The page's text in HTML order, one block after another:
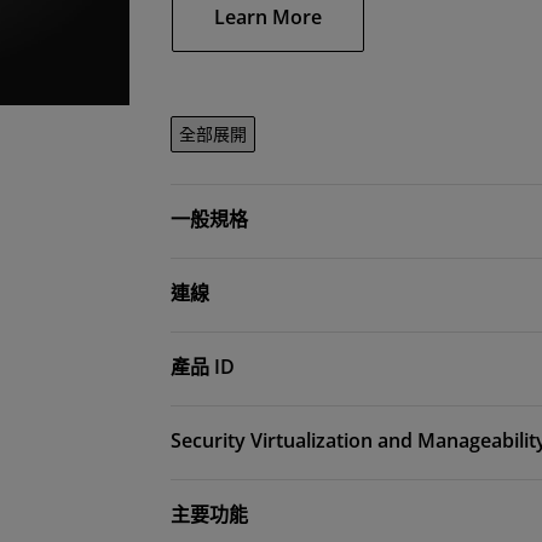
Learn More
全部展開
一般規格
連線
產品 ID
Security Virtualization and
主要功能